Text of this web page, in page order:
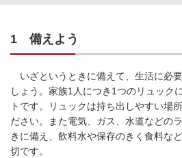
1 備えよう
いざというときに備えて、生活に必
しょう。家族1人につき1つのリュック
トです。リュックは持ち出しやすい場
ださい。また電気、ガス、水道などの
きに備え、飲料水や保存のきく食料な
切です。